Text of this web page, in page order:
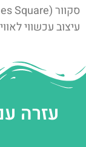
עיצוב עכשווי
עזרה